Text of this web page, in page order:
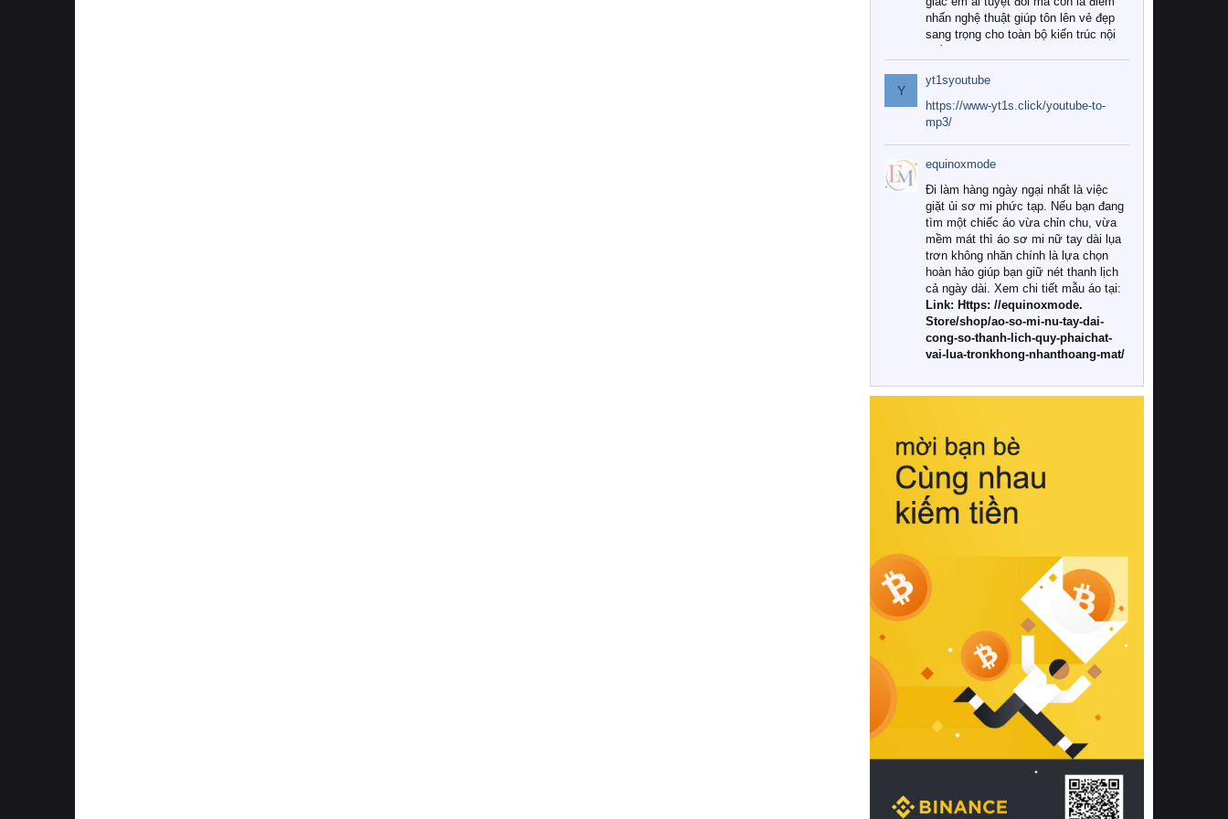
nhấn nghệ thuật giúp tôn lên vẻ đẹp
sang trọng cho toàn bộ kiến trúc nội
Tuy nhiên, giữa thị trường đa dạng
với vô vàn thương hiệu và mẫu mã
như hiện nay, làm thế nào để chọn
được những bộ chăn ga gối đệm cao
cấp thực sự chất lượng, phù hợp với
khí hậu và nhu cầu sử dụng của gia
đình? Hãy cùng chúng tôi đi tìm lời
giải đáp chi tiết qua bài viết dưới đây.
1. Tại sao các gia đình hiện đại lại ưa
chuộng chăn ga gối đệm cao cấp?
Khác với các dòng sản phẩm thông
thường, những bộ chăn ga gối đệm
cao cấp trải qua quy trình sản xuất
nghiêm ngặt từ khâu chọn lọc nguyên
liệu tự nhiên đến công nghệ dệt
nhuộm hiện đại không chứa hóa chất
này, bạn sẽ cảm nhận rõ rệt sự khác
hồi chuẩn xác của phần đệm nâng đỡ
cột sống.
Bên cạnh đó, việc lựa chọn các dòng
sản phẩm đạt chuẩn chất lượng quốc
tế còn giúp ngăn ngừa tình trạng kích
khuẩn và nấm mốc trong điều kiện
thời tiết nóng ẩm. Bạn có thể tìm hiểu
thêm các nghiên cứu khoa học về tác
động của giấc ngủ và môi trường
phòng ngủ đối với sức khỏe con
người tại Sleep Foundation (External
Link) để có cái nhìn toàn diện hơn.
2. Các tiêu chí vàng khi lựa chọn
chăn ga gối đệm cao cấp cho phòng
ngủ
Để sở hữu một bộ chăn ga gối đệm
cao cấp hoàn hảo cả về thẩm mỹ lẫn
công năng, người tiêu dùng cần cân
nhắc kỹ lưỡng các tiêu chí quan trọng
Y
yt1syoutube
https://www-yt1s.click/youtube-to-
mp3/
equinoxmode
Đi làm hàng ngày ngại nhất là việc
giặt ủi sơ mi phức tạp. Nếu bạn đang
tìm một chiếc áo vừa chỉn chu, vừa
mềm mát thì áo sơ mi nữ tay dài lụa
trơn không nhăn chính là lựa chọn
hoàn hảo giúp bạn giữ nét thanh lịch
cả ngày dài. Xem chi tiết mẫu áo tại:
Link: Https: //equinoxmode.
Store/shop/ao-so-mi-nu-tay-dai-
cong-so-thanh-lich-quy-phaichat-
vai-lua-tronkhong-nhanthoang-mat/